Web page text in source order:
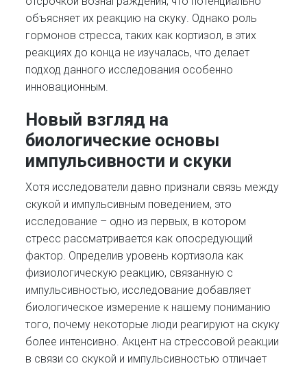
объясняет их реакцию на скуку. Однако роль
гормонов стресса, таких как кортизол, в этих
реакциях до конца не изучалась, что делает
подход данного исследования особенно
инновационным.
Новый взгляд на
биологические основы
импульсивности и скуки
Хотя исследователи давно признали связь между
скукой и импульсивным поведением, это
исследование – одно из первых, в котором
стресс рассматривается как опосредующий
фактор. Определив уровень кортизола как
физиологическую реакцию, связанную с
импульсивностью, исследование добавляет
биологическое измерение к нашему пониманию
того, почему некоторые люди реагируют на скуку
более интенсивно. Акцент на стрессовой реакции
в связи со скукой и импульсивностью отличает